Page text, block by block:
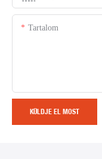
Tartalom
KÜLDJE EL MOST